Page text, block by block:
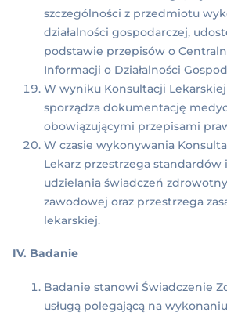
szczególności z przedmiotu
działalności gospodarczej,
podstawie przepisów o
Informacji o Działalności
W wyniku Konsultacji Lekarskiej
sporządza dokumentację
obowiązującymi przepisami
W czasie wykonywania
Lekarz przestrzega standardów
udzielania świadczeń
zawodowej oraz przestrzega
lekarskiej.
IV. Badanie
Badanie stanowi Świadczenie
usługą polegającą na